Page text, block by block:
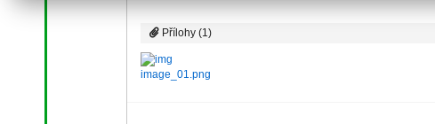
Přílohy (1)
image_01.png